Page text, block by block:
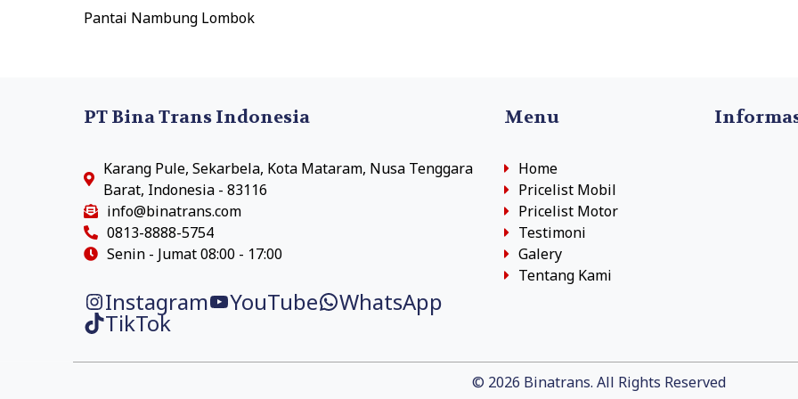
Pantai Nambung Lombok
PT Bina Trans Indonesia
Karang Pule, Sekarbela, Kota Mataram, Nusa Tenggara
Barat, Indonesia - 83116
info@binatrans.com
0813-8888-5754
Senin - Jumat 08:00 - 17:00
Instagram YouTube WhatsApp
TikTok
Menu
Home
Pricelist Mobil
Pricelist Motor
Testimoni
Galery
Tentang Kami
© 2026 Binatrans. All Rights Reserved